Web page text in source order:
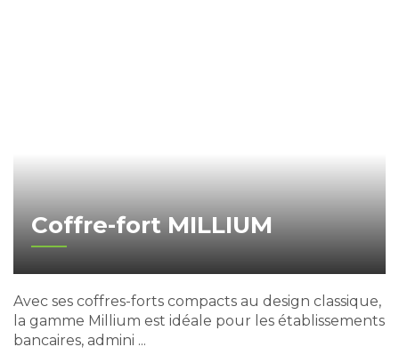
Coffre-fort MILLIUM
Avec ses coffres-forts compacts au design classique,
la gamme Millium est idéale pour les établissements
bancaires, admini ...